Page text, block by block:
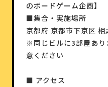
のボードゲーム企画】
■集合・実施場所
京都府 京都市下京区
※同じビルに3部屋あり
意ください
■ アクセス